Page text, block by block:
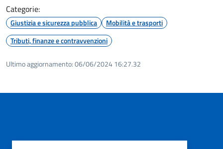
Categorie:
Giustizia e sicurezza pubblica
Mobilità e trasporti
Tributi, finanze e contravvenzioni
Ultimo aggiornamento:06/06/2024 16:27.32